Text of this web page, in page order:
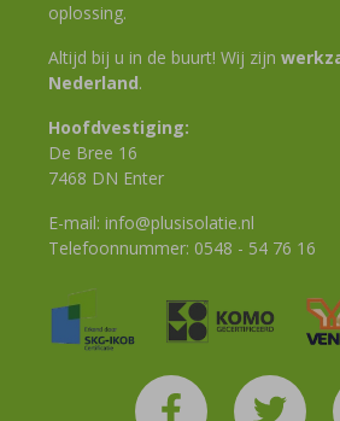
oplossing.
Altijd bij u in de buurt! Wij zijn
Nederland.
Hoofdvestiging:
De Bree 16
7468 DN Enter
E-mail: info@plusisolatie.nl
Telefoonnummer: 0548 - 54 76 16